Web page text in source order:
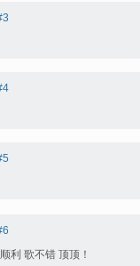
利 歌不错 顶顶！